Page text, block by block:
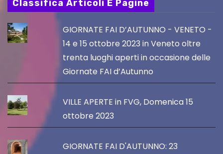
Classifica Articoli E Pagine
GIORNATE FAI D’AUTUNNO - VENETO -
14 e 15 ottobre 2023 in Veneto oltre
trenta luoghi aperti in occasione delle
Giornate FAI d’Autunno
VILLE APERTE in FVG, Domenica 15
ottobre 2023
GIORNATE FAI D'AUTUNNO: 23